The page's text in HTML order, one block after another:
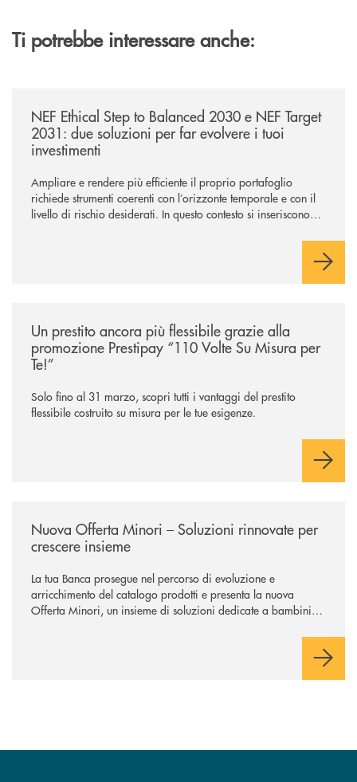
Ti potrebbe interessare anche:
NEF Ethical Step to Balanced 2030 e NEF Target
2031: due soluzioni per far evolvere i tuoi
investimenti
Ampliare e rendere più efficiente il proprio portafoglio
richiede strumenti coerenti con l’orizzonte temporale e con il
livello di rischio desiderati. In questo contesto si inseriscono
soluzioni tra loro complementari, pensate per accompagnare
Un prestito ancora più flessibile grazie alla
promozione Prestipay “110 Volte Su Misura per
Te!”
Solo fino al 31 marzo, scopri tutti i vantaggi del prestito
flessibile costruito su misura per le tue esigenze.
Nuova Offerta Minori – Soluzioni rinnovate per
crescere insieme
La tua Banca prosegue nel percorso di evoluzione e
arricchimento del catalogo prodotti e presenta la nuova
Offerta Minori, un insieme di soluzioni dedicate a bambini e
sviluppo di una relazione consapevole con il denaro, sempre